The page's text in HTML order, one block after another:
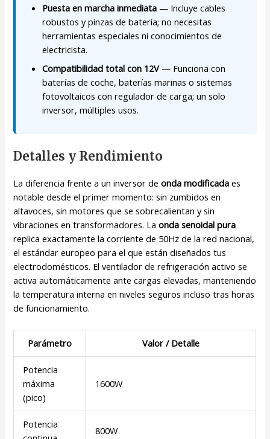
Puesta en marcha inmediata — Incluye cables
robustos y pinzas de batería; no necesitas
herramientas especiales ni conocimientos de
electricista.
Compatibilidad total con 12V— Funciona con
baterías de coche, baterías marinas o sistemas
fotovoltaicos con regulador de carga; un solo
inversor, múltiples usos.
Detalles y Rendimiento
La diferencia frente a un inversor deonda modificada es
notable desde el primer momento: sin zumbidos en
altavoces, sin motores que se sobrecalientan y sin
vibraciones en transformadores. Laonda senoidal pura
replica exactamente la corriente de 50Hz de la red nacional,
el estándar europeo para el que están diseñados tus
electrodomésticos. El ventilador de refrigeración activo se
activa automáticamente ante cargas elevadas, manteniendo
la temperatura interna en niveles seguros incluso tras horas
de funcionamiento.
Parámetro Valor / Detalle
Potencia
máxima
(pico)
1600W
Potencia
800W